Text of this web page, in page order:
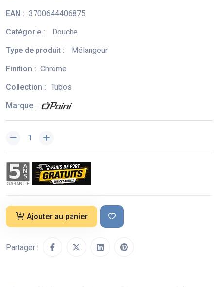
EAN : 3700644406875
Catégorie :
Douche
Type de produit :
Mélangeur
Finition : Chrome
Collection : Tubos
Marque :
Ajouter au panier
Partager :